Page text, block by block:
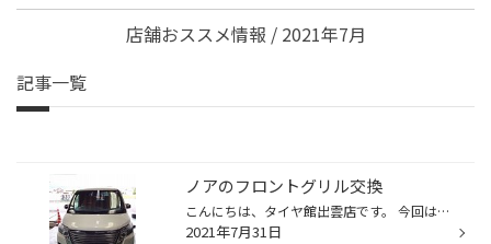
店舗おススメ情報 / 2021年7月
記事一覧
ノアのフロントグリル交換
こんにちは、タイヤ館出雲店です。 今回はノアのフロントグリル交換をしました。 シルクブレイズのフロントグリルです。 見た目もガラッと変わりました。
2021年7月31日